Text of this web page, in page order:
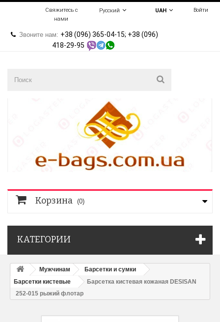
Войти
UAH
Русский
Свяжитесь с
нами
Звоните нам: +38 (096) 365-04-15; +38 (096)
418-29-95
Корзина (0)
КАТЕГОРИИ
Мужчинам
Барсетки и сумки
Барсетки кистевые
Барсетка кистевая кожаная DESISAN
252-015 рыжий флотар